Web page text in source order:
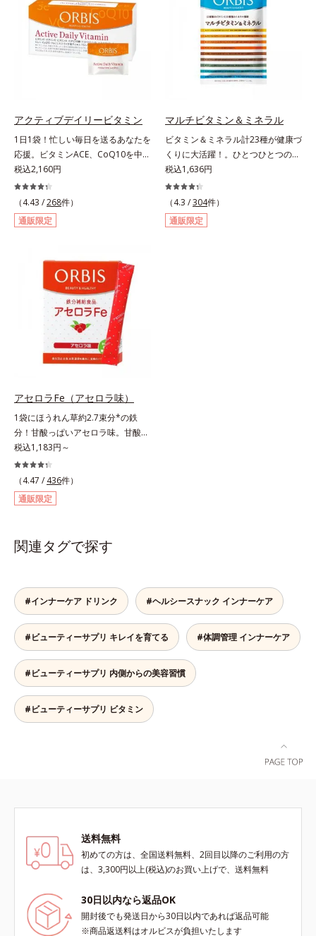
ープするヒアルロン酸、コラーゲ
ン、みずみずしさをアシストするコ
ンドロイチン硫酸など、美しさに磨
きをかける6成分をぎゅっと凝縮。
吸収もスムーズです。
方を応援します！
アクティブデイリービタミン
1日1袋！忙しい毎日を送るあなたを
応援。ビタミンACE、CoQ10を中心
に19種類の成分が一度に摂れる！。
必要な分だけビタミンAに変換され
るβ-カロテン、一部にタイムリリー
ス加工を施したビタミンC、3種の
ビタミンEを中心に、注目成分のコ
一種であるライチ種子エキスなども
配合しました。成分同士は、互いに
助け合って働く性質があるため、そ
れぞれの役割や相性を考え抜き、独
自成分ネットワークを完成。バラン
スの良い配合でハードな毎日を頼も
しくサポートします。また、携帯に
便利な個包装なので、手軽にビタミ
税込2,160円
（4.43 /268件）
通販限定
マルチビタミン＆ミネラル
ビタミン＆ミネラル計23種が健康づ
くりに大活躍！。ひとつひとつの栄
養素をていねいに量り、ビタミン13
種類は1/2日分、ミネラル10種は1/3
日分をバランス良く配合しました。
ビタミンCには長くとどまってじっ
くり働く「タイムリリース加工」を
税込1,636円
（4.3 /304件）
通販限定
アセロラFe（アセロラ味）
1袋にほうれん草約2.7束分*の鉄
分！甘酸っぱいアセロラ味。甘酸っ
ぱいさわやかな味の「アセロラFe」
は、口の中でサッと溶ける顆粒タイ
プだから、水なしでOK。個包装で
携帯にも便利です。1袋わずか
2.5kcal。また成人女性の平均で
Fe」は、1袋で5.25mgもの鉄分を補
より、ほうれん草（ゆで）1束210g
として可食部換算した場合。
税込1,183円～
（4.47 / 436件）
通販限定
関連タグで探す
#インナーケア ドリンク #ヘルシースナック インナーケア
#ビューティーサプリ キレイを育てる #体調管理 インナーケア
#ビューティーサプリ 内側からの美容習慣
#ビューティーサプリ ビタミン
送料無料
初めての方は、全国送料無料、2回目以降のご利用の方
は、3,300円以上(税込)のお買い上げで、送料無料
30日以内なら返品OK
開封後でも発送日から30日以内であれば返品可能
※商品返送料はオルビスが負担いたします